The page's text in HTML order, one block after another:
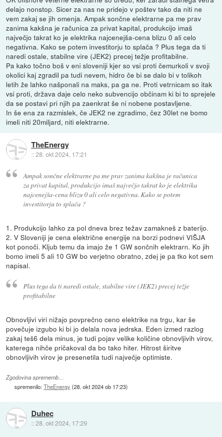
delajo nonstop. Sicer za nas ne pridejo v poštev tako da niti ne
vem zakaj se jih omenja. Ampak sončne elektrarne pa me prav
zanima kakšna je računica za privat kapital, produkcijo imaš
največjo takrat ko je elektrika najcenejša-cena blizu 0 ali celo
negativna. Kako se potem investitorju to splača ? Plus tega da ti
naredi ostale, stabilne vire (JEK2) precej težje profitabilne.
Pa kako točno boš v eni sloveniji kjer so vsi proti čemurkoli v svoji
okolici kaj zgradil pa tudi nevem, hidro če bi se dalo bi v tolikoh
letih že lahko našponali na maks, pa ga ne. Proti vetrnicam so itak
vsi proti, država daje celo neko subvencijo občinam ki bi to sprejele
da se postavi pri njih pa zaenkrat še ni nobene postavljene.
In še ena za razmislek, če JEK2 ne zgradimo, čez 30let ne bomo
imeli niti 20miljard, niti elektrarne.
TheEnergy
::28. okt 2024, 17:21
Ampak sončne elektrarne pa me prav zanima kakšna je računica
za privat kapital, produkcijo imaš največjo takrat ko je elektrika
najcenejša-cena blizu 0 ali celo negativna. Kako se potem
investitorju to splača ?
1. Produkcijo lahko za pol dneva brez težav zamakneš z baterijo.
2. V Sloveniji je cena električne energije na borzi podnevi VIŠJA
kot ponoči. Kljub temu da imajo že 1 GW sončnih elektrarn. Ko jih
bomo imeli 5 ali 10 GW bo verjetno obratno, zdej je pa tko kot sem
napisal.
Plus tega da ti naredi ostale, stabilne vire (JEK2) precej težje
profitabilne
Obnovljivi viri nižajo povprečno ceno elektrike na trgu, kar še
povečuje izgubo ki bi jo delala nova jedrska. Eden izmed razlog
zakaj teš6 dela minus, je tudi pojav velike količine obnovljivih virov,
katerega nihče pričakoval da bo tako hiter. Hitrost širitve
obnovljivih virov je presenetila tudi največje optimiste.
Zgodovina sprememb…
spremenilo:TheEnergy (28. okt 2024 ob 17:23)
Duhec
::28. okt 2024, 17:29